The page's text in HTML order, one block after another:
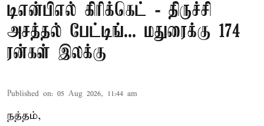
டிஎன்பிஎல் கிரிக்கெட் - திருச்சி
அசத்தல் பேட்டிங்... மதுரைக்கு 174
ரன்கள் இலக்கு
Published on: 05 Aug 2026, 11:44 am
நத்தம்,